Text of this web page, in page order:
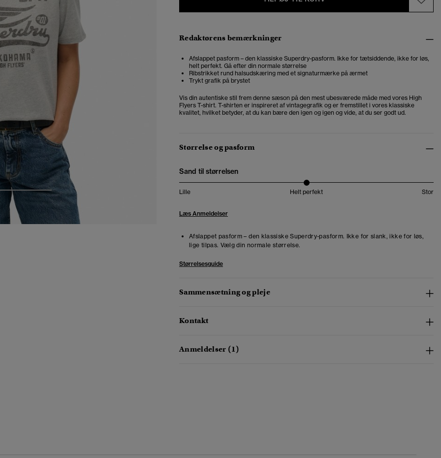
5
Redaktørens bemærkninger
Afslappet pasform – den klassiske Superdry-pasform. Ikke for tætsiddende, ikke for løs,
helt perfekt. Gå efter din normale størrelse
Ribstrikket rund halsudskæring med et signaturmærke på ærmet
Trykt grafik på brystet
Vis din autentiske stil frem denne sæson på den mest ubesværede måde med vores High
Flyers T-shirt. T-shirten er inspireret af vintagegrafik og er fremstillet i vores klassiske
kvalitet, hvilket betyder, at du kan bære den igen og igen og vide, at du ser godt ud.
Størrelse og pasform
Sand til størrelsen
Lille Helt perfekt Stor
Læs Anmeldelser
Afslappet pasform – den klassiske Superdry-pasform. Ikke for slank, ikke for løs,
lige tilpas. Vælg din normale størrelse.
Størrelsesguide
Sammensætning og pleje
Kontakt
Anmeldelser (1)